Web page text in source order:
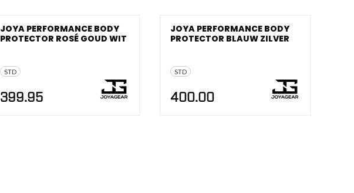
STD
JOYA PERFORMANCE BODY
PROTECTOR ROSÉ GOUD WIT
399.95
STD
JOYA PERFORMANCE BODY
PROTECTOR BLAUW ZILVER
400.00